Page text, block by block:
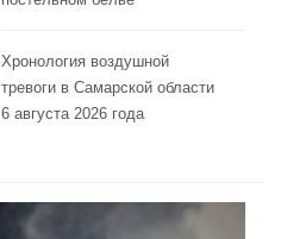
Хронология воздушной
тревоги в Самарской области
6 августа 2026 года